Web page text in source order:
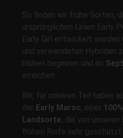
So finden wir frühe Sorten,
ursprünglichen Linien Early
Early Girl entwickelt wurden
und verwendeten Hybriden
blühen beginnen und im
erreichen.
Wir, für unseren Teil haben
der Early Maroc, einer
Landsorte, die von unseren
frühen Reife sehr geschätzt